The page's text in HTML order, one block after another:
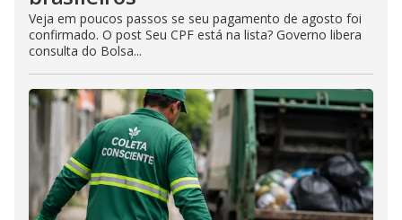
Veja em poucos passos se seu pagamento de agosto foi
confirmado. O post Seu CPF está na lista? Governo libera
consulta do Bolsa...